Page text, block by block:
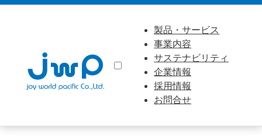
製品・サービス
事業内容
サステナビリティ
企業情報
採用情報
お問合せ